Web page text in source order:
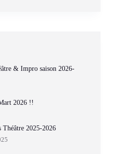
& Impro saison 2026-
2026 !!
Théâtre 2025-2026